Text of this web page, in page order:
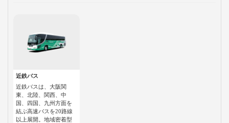
近鉄バス
近鉄バスは、大阪関
東、北陸、関西、中
国、四国、九州方面を
結ぶ高速バスを20路線
以上展開。地域密着型